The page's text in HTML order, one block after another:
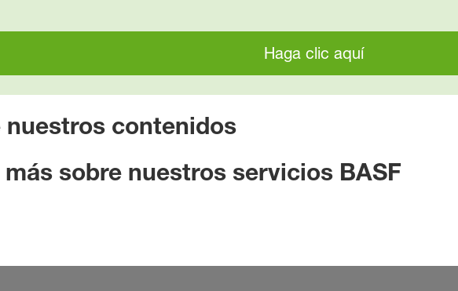
Haga clic aquí
nuestros contenidos
sobre nuestros servicios BASF